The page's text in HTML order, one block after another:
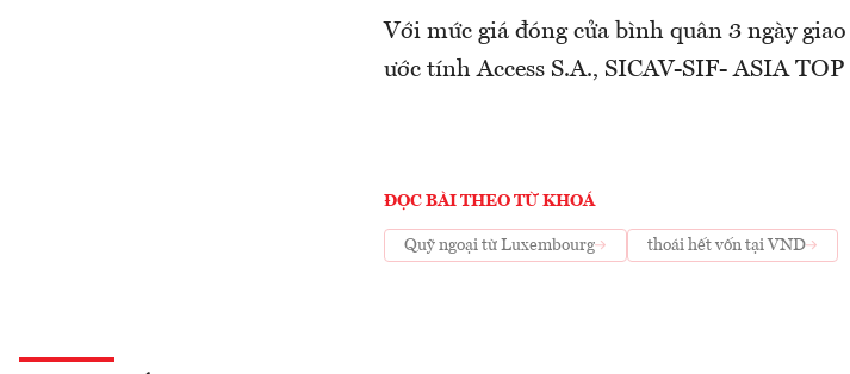
Với mức giá đóng cửa bình quân 3 ngày
ước tính Access S.A., SICAV-SIF- ASIA
ĐỌC BÀI THEO TỪ KHOÁ
Quỹ ngoại từ Luxembourg thoái hết vốn tại VND